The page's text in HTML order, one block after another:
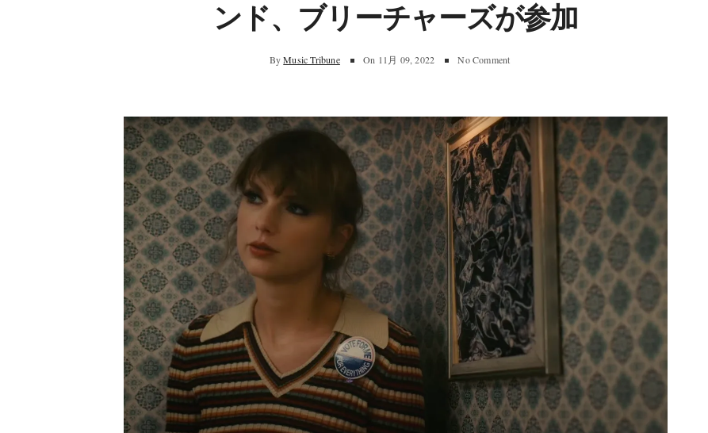
ンド、ブリーチャーズが参加
By Music Tribune On 11月 09, 2022 No Comment